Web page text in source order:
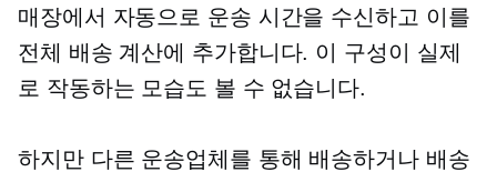
매장에서 자동으로 운송 시간을 수신하고 이를
전체 배송 계산에 추가합니다. 이 구성이 실제
로 작동하는 모습도 볼 수 없습니다.
하지만 다른 운송업체를 통해 배송하거나 배송